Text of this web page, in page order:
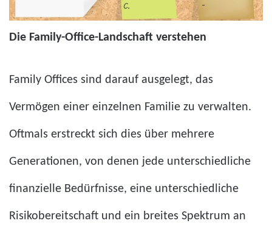
Die Family-Office-Landschaft verstehen
Family Offices sind darauf ausgelegt, das
Vermögen einer einzelnen Familie zu verwalten.
Oftmals erstreckt sich dies über mehrere
Generationen, von denen jede unterschiedliche
finanzielle Bedürfnisse, eine unterschiedliche
Risikobereitschaft und ein breites Spektrum an